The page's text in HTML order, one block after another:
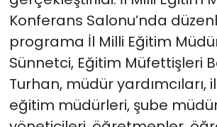
Konferans Salonu’nda
programa İl Milli Eğitim
Sünnetci, Eğitim Müfettişleri
Turhan, müdür yardımcıları,
eğitim müdürleri, şube